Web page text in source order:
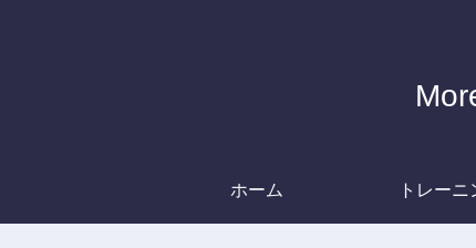
ホーム トレーニ